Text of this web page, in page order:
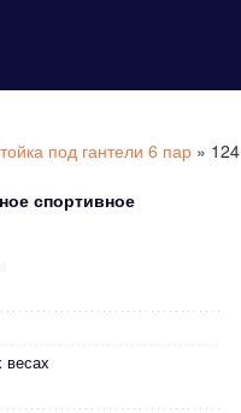
под гантели 6 пар » 124
спортивное
весах